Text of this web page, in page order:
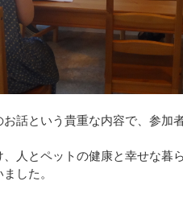
話という貴重な内容で、参加
人とペットの健康と幸せな暮
した。